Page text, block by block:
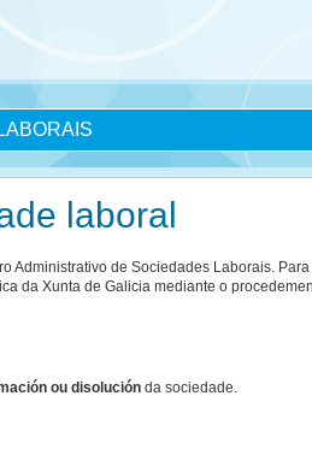
laboral
Administrativo de Sociedades Laborais.
da Xunta de Galicia mediante o
ou disolución da sociedade.